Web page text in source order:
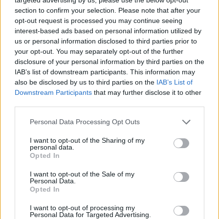
section to confirm your selection. Please note that after your
opt-out request is processed you may continue seeing
interest-based ads based on personal information utilized by
us or personal information disclosed to third parties prior to
your opt-out. You may separately opt-out of the further
disclosure of your personal information by third parties on the
IAB’s list of downstream participants. This information may
also be disclosed by us to third parties on the IAB’s List of
Downstream Participants that may further disclose it to other
Personal Data Processing Opt Outs
I want to opt-out of the Sharing of my
personal data.
Opted In
I want to opt-out of the Sale of my
Personal Data.
Opted In
I want to opt-out of processing my
Personal Data for Targeted Advertising.
ger mycket lång hållbarhet. Tål dock inte hög värme eller
starka rengöringsmedel. Priset beror på träslaget och
kvaliteten.
Bänkskiva i rostfritt stål är för det hygieniska köket. Lätt att rengöra